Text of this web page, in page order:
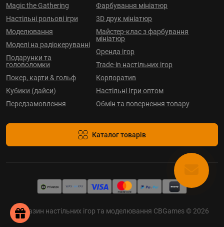
Magic the Gathering
Настільні рольові ігри
Моделювання
Моделі на радіокеруванні
Подарунки та
головоломки
Покер, карти & гольф
Кубики (дайси)
Передзамовлення
Фарбування мініатюр
3D друк мініатюр
Майстер-клас з фарбування
мініатюр
Оренда ігор
Trade-in настільних ігор
Корпоратив
Настільні Ігри оптом
Обмін та повернення товару
Каталог товарів
Магазин настільних ігор та моделювання CBGames © 2026